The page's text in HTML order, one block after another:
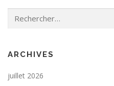
n
e
ARCHIVES
juillet 2026